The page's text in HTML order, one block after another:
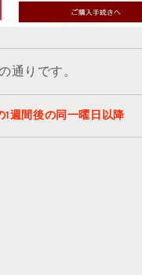
通りです。
1週間後の同一曜日以降